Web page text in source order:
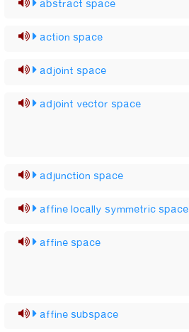
abstract space
action space
adjoint space
adjoint vector space
adjunction space
affine locally symmetric space
affine space
affine subspace